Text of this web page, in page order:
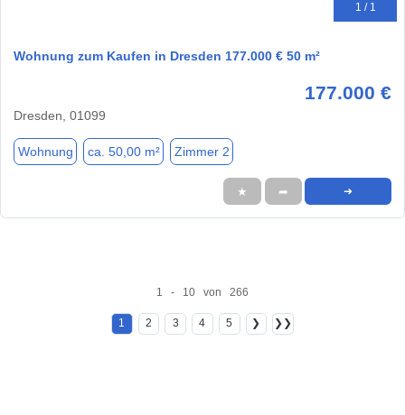
1 / 1
Wohnung zum Kaufen in Dresden 177.000 € 50 m²
177.000 €
Dresden, 01099
Wohnung ca. 50,00 m² Zimmer 2
★ ➦ ➜
1 - 10 von 266
1 2 3 4 5 ❯ ❯❯